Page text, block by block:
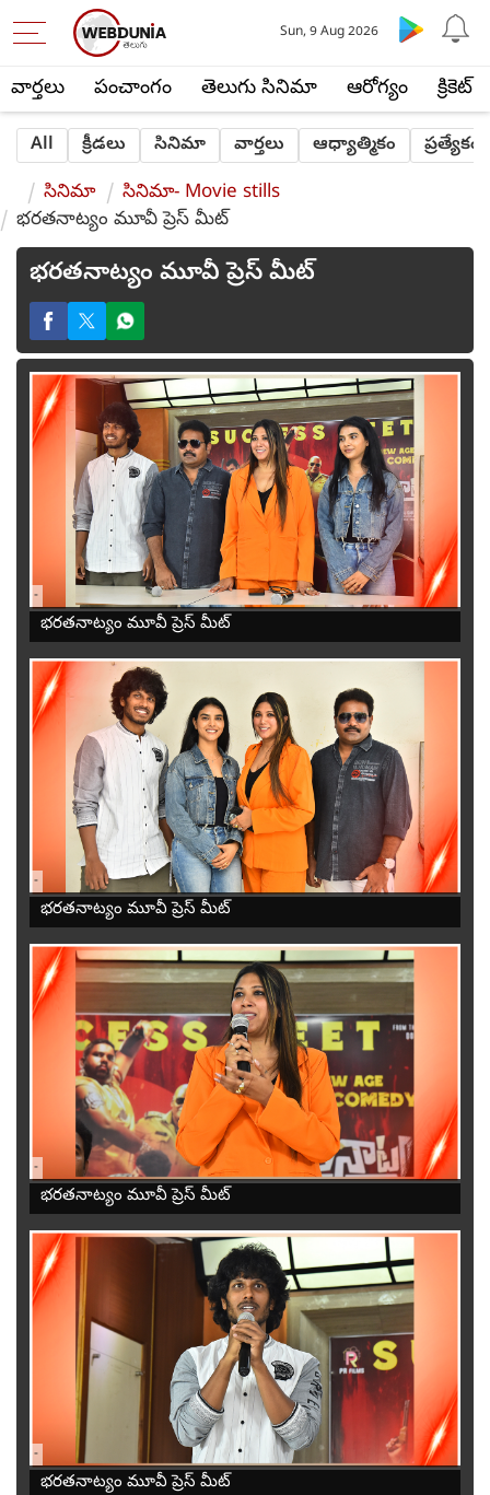
వార్తలు పంచాంగం తెలుగు సినిమా ఆరోగ్యం క్రికెట్
Sun, 9 Aug 2026
All క్రీడలు సినిమా వార్తలు ఆధ్యాత్మికం ప్రత్యేకం
సినిమా
సినిమా- Movie stills
భరతనాట్యం మూవీ ప్రెస్ మీట్
భరతనాట్యం మూవీ ప్రెస్ మీట్
-
భరతనాట్యం మూవీ ప్రెస్ మీట్
-
భరతనాట్యం మూవీ ప్రెస్ మీట్
-
భరతనాట్యం మూవీ ప్రెస్ మీట్
-
భరతనాట్యం మూవీ ప్రెస్ మీట్